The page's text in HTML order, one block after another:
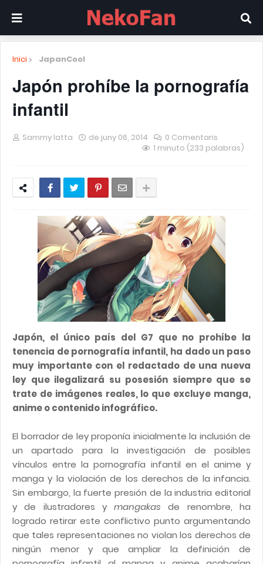
Inici JapanCool
Japón prohíbe la pornografía
infantil
Sammy Iatta de juny 06, 2014
0 Comentaris
1 minuto (233 palabras)
Japón, el único país del G7 que no prohíbe la
tenencia de pornografía infantil, ha dado un paso
muy importante con el redactado de una nueva
ley que ilegalizará su posesión siempre que se
trate de imágenes reales, lo que excluye manga,
anime o contenido infográfico.
El borrador de ley proponía inicialmente la inclusión de
un apartado para la investigación de posibles
vínculos entre la pornografía infantil en el anime y
manga y la violación de los derechos de la infancia.
Sin embargo, la fuerte presión de la industria editorial
y de ilustradores ymangakas de renombre, ha
logrado retirar este conflictivo punto argumentando
que tales representaciones no violan los derechos de
ningún menor y que ampliar la definición de